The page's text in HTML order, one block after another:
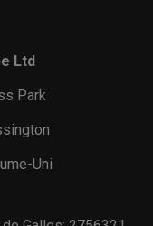
Ltd
Park
Uni